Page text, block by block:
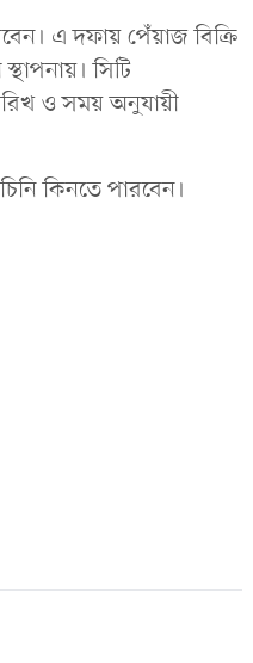
এ দফায় পেঁয়াজ বিক্রি
সিটি
ও সময় অনুযায়ী
কিনতে পারবেন।